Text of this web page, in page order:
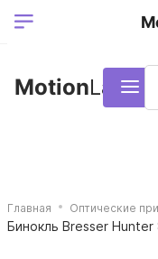
Ваш регион
MotionLamps
Главная Оптические
Бинокль Bresser